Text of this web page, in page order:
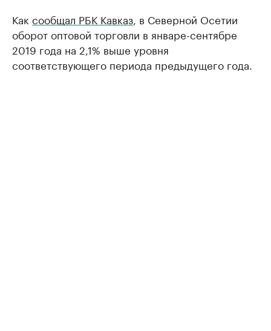
Как сообщал РБК Кавказ , в Северной Осетии
оборот оптовой торговли в январе-сентябре
2019 года на 2,1% выше уровня
соответствующего периода предыдущего года.